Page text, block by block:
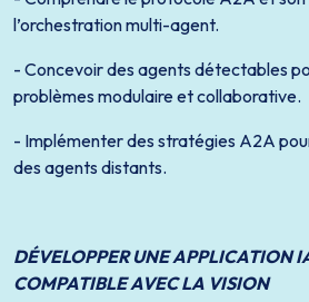
l’orchestration multi-agent.
- Concevoir des agents détectables
problèmes modulaire et collaborative.
- Implémenter des stratégies A2A
des agents distants.
DÉVELOPPER UNE APPLICATION
COMPATIBLE AVEC LA VISION